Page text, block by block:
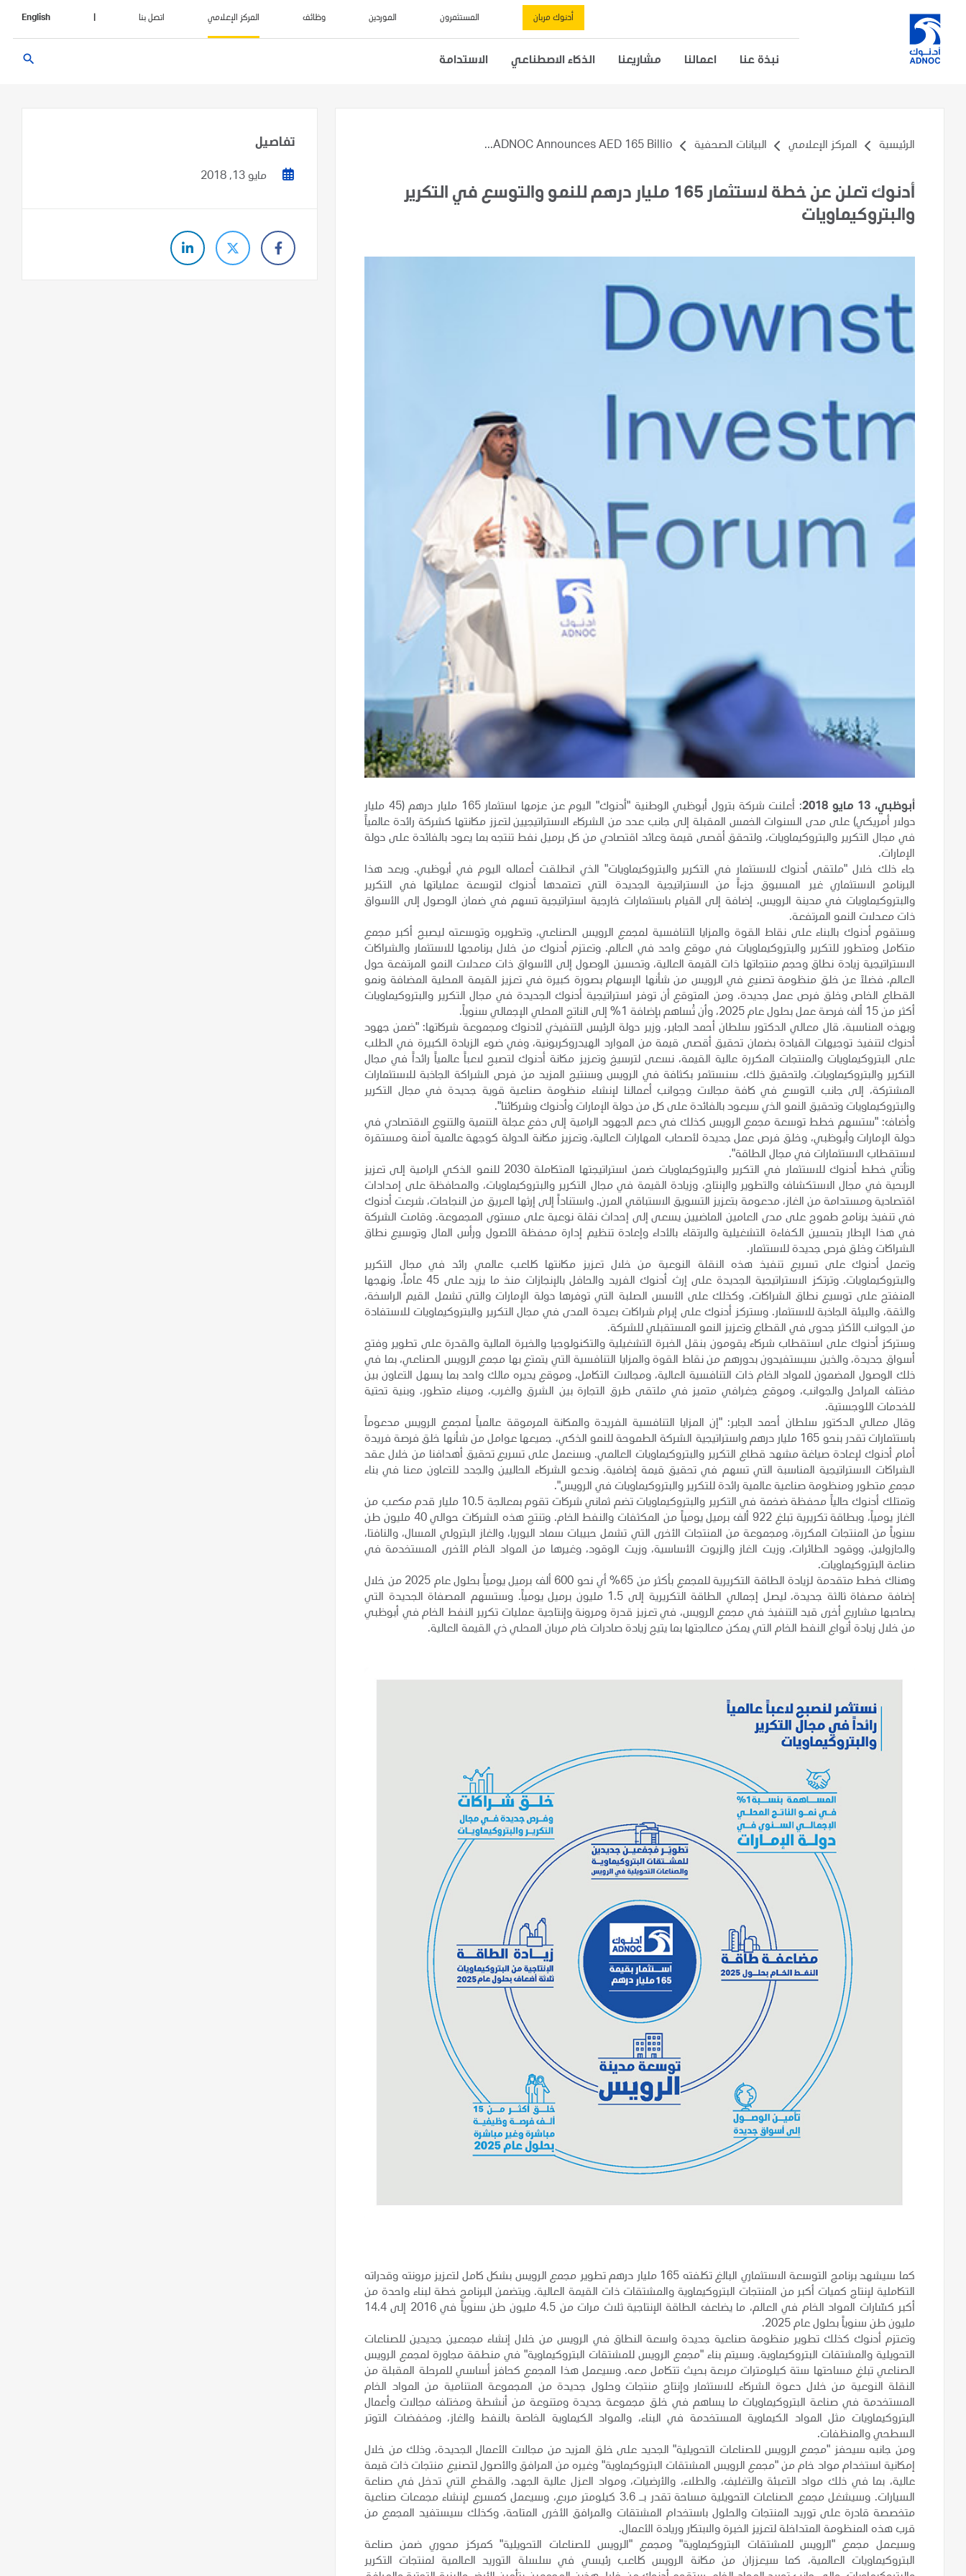
أدنوك مربان المستثمرون الموردين وظائف المركز الإعلامي اتصل بنا English
نبذة عنا اعمالنا مشاريعنا الذكاء الاصطناعي الاستدامة search
الرئيسية المركز الإعلامي البيانات الصحفية ADNOC Announces AED 165 Billio...
أدنوك تعلن عن خطة لاستثمار 165 مليار درهم للنمو والتوسع في التكرير
والبتروكيماويات
أبوظبي، 13 مايو 2018
: أعلنت شركة بترول أبوظبي الوطنية "أدنوك" اليوم عن عزمها استثمار 165 مليار درهم (45 مليار
دولار أمريكي) على مدى السنوات الخمس المقبلة إلى جانب عدد من الشركاء الاستراتيجيين لتعزز مكانتها كشركة رائدة عالمياً
في مجال التكرير والبتروكيماويات، ولتحقق أقصى قيمة وعائد اقتصادي من كل برميل نفط تنتجه بما يعود بالفائدة على دولة
الإمارات.
جاء ذلك خلال "ملتقى أدنوك للاستثمار في التكرير والبتروكيماويات" الذي انطلقت أعماله اليوم في أبوظبي. ويعد هذا
البرنامج الاستثماري غير المسبوق جزءاً من الاستراتيجية الجديدة التي تعتمدها أدنوك لتوسعة عملياتها في التكرير
والبتروكيماويات في مدينة الرويس، إضافة إلى القيام باستثمارات خارجية استراتيجية تسهم في ضمان الوصول إلى الأسواق
ذات معدلات النمو المرتفعة.
وستقوم أدنوك بالبناء على نقاط القوة والمزايا التنافسية لمجمع الرويس الصناعي، وتطويره وتوسعته ليصبح أكبر مجمع
متكامل ومتطور للتكرير والبتروكيماويات في موقع واحد في العالم. وتعتزم أدنوك من خلال برنامجها للاستثمار والشراكات
الاستراتيجية زيادة نطاق وحجم منتجاتها ذات القيمة العالية، وتحسين الوصول إلى الأسواق ذات معدلات النمو المرتفعة حول
العالم، فضلاً عن خلق منظومة تصنيع في الرويس من شأنها الإسهام بصورة كبيرة في تعزيز القيمة المحلية المضافة ونمو
القطاع الخاص وخلق فرص عمل جديدة. ومن المتوقع أن توفر استراتيجية أدنوك الجديدة في مجال التكرير والبتروكيماويات
أكثر من 15 ألف فرصة عمل بحلول عام 2025، وأن تُساهم بإضافة 1% إلى الناتج المحلي الإجمالي سنوياً.
وبهذه المناسبة، قال معالي الدكتور سلطان أحمد الجابر، وزير دولة الرئيس التنفيذي لأدنوك ومجموعة شركاتها: "ضمن جهود
أدنوك لتنفيذ توجيهات القيادة بضمان تحقيق أقصى قيمة من الموارد الهيدروكربونية، وفي ضوء الزيادة الكبيرة في الطلب
على البتروكيماويات والمنتجات المكررة عالية القيمة، نسعى لترسيخ وتعزيز مكانة أدنوك لتصبح لاعباً عالمياً رائداً في مجال
التكرير والبتروكيماويات. ولتحقيق ذلك، سنستثمر بكثافة في الرويس وسنتيح المزيد من فرص الشراكة الجاذبة للاستثمارات
المشتركة، إلى جانب التوسع في كافة مجالات وجوانب أعمالنا لإنشاء منظومة صناعية قوية جديدة في مجال التكرير
والبتروكيماويات وتحقيق النمو الذي سيعود بالفائدة على كل من دولة الإمارات وأدنوك وشركائنا".
وأضاف: "ستسهم خطط توسعة مجمع الرويس كذلك في دعم الجهود الرامية إلى دفع عجلة التنمية والتنوع الاقتصادي في
دولة الإمارات وأبوظبي، وخلق فرص عمل جديدة لأصحاب المهارات العالية، وتعزيز مكانة الدولة كوجهة عالمية آمنة ومستقرة
لاستقطاب الاستثمارات في مجال الطاقة".
وتأتي خطط أدنوك للاستثمار في التكرير والبتروكيماويات ضمن استراتيجتها المتكاملة 2030 للنمو الذكي الرامية إلى تعزيز
الربحية في مجال الاستكشاف والتطوير والإنتاج، وزيادة القيمة في مجال التكرير والبتروكيماويات، والمحافظة على إمدادات
اقتصادية ومستدامة من الغاز، مدعومة بتعزيز التسويق الاستباقي المرن. واستناداً إلى إرثها العريق من النجاحات، شرعت أدنوك
في تنفيذ برنامج طموح على مدى العامين الماضيين يسعى إلى إحداث نقلة نوعية على مستوى المجموعة. وقامت الشركة
في هذا الإطار بتحسين الكفاءة التشغيلية والارتقاء بالأداء وإعادة تنظيم إدارة محفظة الأصول ورأس المال وتوسيع نطاق
الشراكات وخلق فرص جديدة للاستثمار.
وتعمل أدنوك على تسريع تنفيذ هذه النقلة النوعية من خلال تعزيز مكانتها كلاعب عالمي رائد في مجال التكرير
والبتروكيماويات. وترتكز الاستراتيجية الجديدة على إرث أدنوك الفريد والحافل بالإنجازات منذ ما يزيد على 45 عاماً، ونهجها
المنفتح على توسيع نطاق الشراكات، وكذلك على الأسس الصلبة التي توفرها دولة الإمارات والتي تشمل القيم الراسخة،
والثقة، والبيئة الجاذبة للاستثمار. وستركز أدنوك على إبرام شراكات بعيدة المدى في مجال التكرير والبتروكيماويات للاستفادة
من الجوانب الأكثر جدوى في القطاع وتعزيز النمو المستقبلي للشركة.
وستركز أدنوك على استقطاب شركاء يقومون بنقل الخبرة التشغيلية والتكنولوجيا والخبرة المالية والقدرةعلى تطوير وفتح
أسواق جديدة، والذين سيستفيدون بدورهم من نقاط القوة والمزايا التنافسية التي يتمتع بها مجمع الرويس الصناعي، بما في
ذلك الوصول المضمون للمواد الخام ذات التنافسية العالية، ومجالات التكامل، وموقع يديره مالك واحد بما يسهل التعاون بين
مختلف المراحل والجوانب، وموقع جغرافي متميز في ملتقى طرق التجارة بين الشرق والغرب، وميناء متطور، وبنية تحتية
للخدمات اللوجستية.
وقال معالي الدكتور سلطان أحمد الجابر: "إن المزايا التنافسية الفريدة والمكانة المرموقة عالمياً لمجمع الرويس مدعوماً
باستثمارات تقدر بنحو 165 مليار درهم واستراتيجية الشركة الطموحة للنمو الذكي، جميعها عوامل من شأنها خلق فرصة فريدة
أمام أدنوك لإعادة صياغة مشهد قطاع التكرير والبتروكيماويات العالمي. وسنعمل على تسريع تحقيق أهدافنا من خلال عقد
الشراكات الاستراتيجية المناسبة التي تسهم في تحقيق قيمة إضافية. وندعو الشركاء الحاليين والجدد للتعاون معنا في بناء
مجمع متطور ومنظومة صناعية عالمية رائدة للتكرير والبتروكيماويات في الرويس".
وتمتلك أدنوك حالياً محفظة ضخمة في التكرير والبتروكيماويات تضم ثماني شركات تقوم بمعالجة 10.5 مليار قدم مكعب من
الغاز يومياً، وبطاقة تكريرية تبلغ 922 ألف برميل يومياً من المكثفات والنفط الخام. وتنتج هذه الشركات حوالي 40 مليون طن
سنوياً من المنتجات المكررة، ومجموعة من المنتجات الأخرى التي تشمل حبيبات سماد اليوريا، والغاز البترولي المسال، والنافتا،
والجازولين، ووقود الطائرات، وزيت الغاز والزيوت الأساسية، وزيت الوقود، وغيرها من المواد الخام الأخرى المستخدمة في
صناعة البتروكيماويات.
وهناك خطط متقدمة
لزيادة الطاقة التكريرية للمجمع بأكثر من 65% أي نحو 600 ألف برميل يومياً بحلول عام 2025 من خلال
إضافة مصفاة ثالثة جديدة، ليصل إجمالي الطاقة التكريرية إلى 1.5 مليون برميل يومياً. وستسهم المصفاة الجديدة التي
يصاحبها مشاريع أخرى قيد التنفيذ في مجمع الرويس، في تعزيز قدرة ومرونة وإنتاجية عمليات تكرير النفط الخام في أبوظبي
من خلال زيادة أنواع النفط الخام التي يمكن معالجتها بما يتيح زيادة صادرات خام مربان المحلي ذي القيمة العالية.
كما سيشهد برنامج التوسعة الاستثماري البالغ تكلفته 165 مليار درهم تطوير مجمع الرويس بشكل كامل لتعزيز مرونته وقدراته
التكاملية لإنتاج كميات أكبر من المنتجات البتروكيماوية والمشتقات ذات القيمة العالية. ويتضمن البرنامج خطة لبناء واحدة من
أكبر كسّارات المواد الخام في العالم، ما يضاعف الطاقة الإنتاجية ثلاث مرات من 4.5 مليون طن سنوياً في 2016 إلى 14.4
مليون طن سنوياً بحلول عام 2025.
وتعتزم أدنوك كذلك تطوير منظومة صناعية جديدة واسعة النطاق في الرويس من خلال إنشاء مجمعين جديدين للصناعات
التحويلية والمشتقات البتروكيماوية. وسيتم بناء "مجمع الرويس للمشتقات البتروكيماوية" في منطقة مجاورة لمجمع الرويس
الصناعي تبلغ مساحتها ستة كيلومترات مربعة بحيث تتكامل معه. وسيعمل هذا المجمع كحافز أساسي للمرحلة المقبلة من
النقلة النوعية من خلال دعوة الشركاء للاستثمار وإنتاج منتجات وحلول جديدة من المجموعة المتنامية من المواد الخام
المستخدمة في صناعة البتروكيماويات ما يساهم في خلق مجموعة جديدة ومتنوعة من أنشطة ومختلف مجالات وأعمال
البتروكيماويات مثل المواد الكيماوية المستخدمة في البناء، والمواد الكيماوية الخاصة بالنفط والغاز، ومخفضات التوتر
السطحي والمنظفات.
ومن جانبه سيحفز "مجمع الرويس للصناعات التحويلية" الجديد على خلق المزيد من مجالات الأعمال الجديدة، وذلك من خلال
إمكانية استخدام مواد خام من "مجمع الرويس المشتقات البتروكيماوية" وغيره من المرافق والأصول لتصنيع منتجات ذات قيمة
عالية، بما في ذلك مواد التعبئة والتغليف، والطلاء، والأرضيات، ومواد العزل عالية الجهد، والقطع التي تدخل في صناعة
السيارات. وسيشغل مجمع الصناعات التحويلية مساحة تقدر بـ 3.6 كيلومتر مربع، وسيعمل كمسرع لإنشاء مجمعات صناعية
متخصصة قادرة على توريد المنتجات والحلول باستخدام المشتقات والمرافق الأخرى المتاحة، وكذلك سيستفيد المجمع من
قرب هذه المنظومة المتداخلة لتعزيز الخبرة والابتكار وريادة الأعمال.
وسيعمل مجمع "الرويس للمشتقات البتروكيماوية" ومجمع "الرويس للصناعات التحويلية" كمركز محوري ضمن صناعة
البتروكيماويات العالمية، كما سيعززان من مكانة الرويس كلاعب رئيسي في سلسلة التوريد العالمية لمنتجات التكرير
تفاصيل
مايو 13, 2018